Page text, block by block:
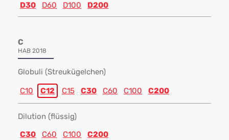
D30
D60 D100 D200
C
HAB 2018
Globuli (Streukügelchen)
C10 C12 C15 C30 C60 C100 C200
Dilution (flüssig)
C30
C60 C100 C200